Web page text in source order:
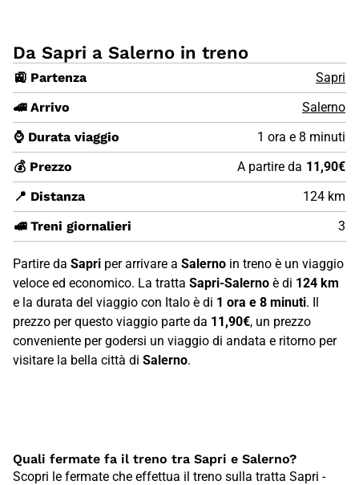
Da Sapri a Salerno in treno
🚉 Partenza
Sapri
🚄 Arrivo
Salerno
⌚ Durata viaggio
1 ora e 8 minuti
💰 Prezzo
A partire da 11,90€
📍 Distanza
124 km
🚅 Treni giornalieri
3
Partire da Sapri per arrivare a Salerno in treno è un viaggio
veloce ed economico. La tratta Sapri-Salerno è di 124 km
e la durata del viaggio con Italo è di 1 ora e 8 minuti. Il
prezzo per questo viaggio parte da 11,90€, un prezzo
conveniente per godersi un viaggio di andata e ritorno per
visitare la bella città di Salerno.
Quali fermate fa il treno tra Sapri e Salerno?
Scopri le fermate che effettua il treno sulla tratta Sapri -